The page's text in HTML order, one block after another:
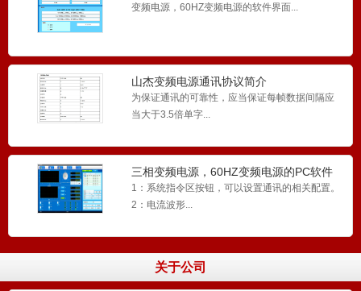
变频电源，60HZ变频电源的软件界面...
山杰变频电源通讯协议简介
为保证通讯的可靠性，应当保证每帧数据间隔应
当大于3.5倍单字...
三相变频电源，60HZ变频电源的PC软件
界面
1：系统指令区按钮，可以设置通讯的相关配置。
2：电流波形...
关于公司
可编程直流电源...
5KVA单相变频电源DD6系列
单相变频电源 60HZ电源 稳频稳压电源 45-70HZ
4...
SSA三相变频电源